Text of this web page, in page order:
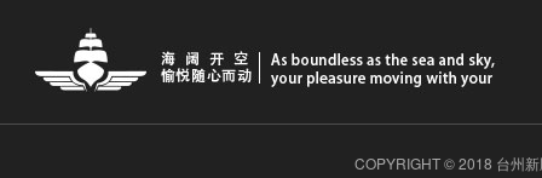
COPYRIGHT © 2018 台州